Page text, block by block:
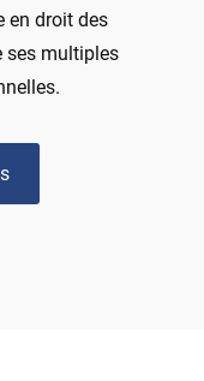
en droit des
ses multiples